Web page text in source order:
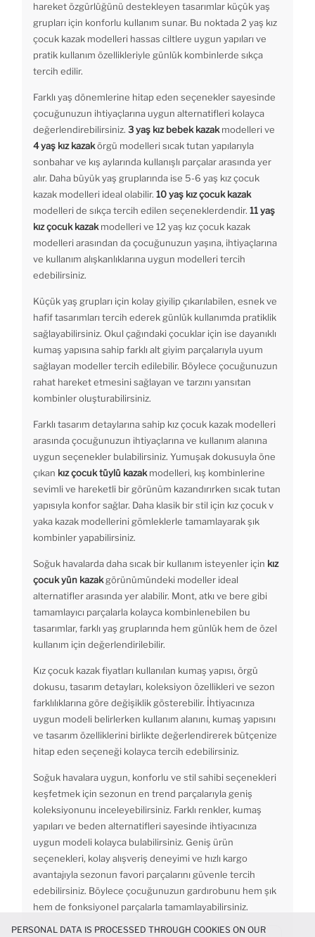
hareket özgürlüğünü destekleyen tasarımlar küçük yaş
grupları için konforlu kullanım sunar. Bu noktada 2 yaş kız
çocuk kazak modelleri hassas ciltlere uygun yapıları ve
pratik kullanım özellikleriyle günlük kombinlerde sıkça
tercih edilir.
Farklı yaş dönemlerine hitap eden seçenekler sayesinde
çocuğunuzun ihtiyaçlarına uygun alternatifleri kolayca
değerlendirebilirsiniz. 3 yaş kız bebek kazakmodelleri ve
4 yaş kız kazakörgü modelleri sıcak tutan yapılarıyla
sonbahar ve kış aylarında kullanışlı parçalar arasında yer
alır. Daha büyük yaş gruplarında ise 5-6 yaş kız çocuk
kazak modelleri ideal olabilir. 10 yaş kız çocuk kazak
modelleri de sıkça tercih edilen seçeneklerdendir. 11 yaş
kız çocuk kazakmodelleri ve 12 yaş kız çocuk kazak
modelleri arasından da çocuğunuzun yaşına, ihtiyaçlarına
ve kullanım alışkanlıklarına uygun modelleri tercih
edebilirsiniz.
Küçük yaş grupları için kolay giyilip çıkarılabilen, esnek ve
hafif tasarımları tercih ederek günlük kullanımda pratiklik
sağlayabilirsiniz. Okul çağındaki çocuklar için ise dayanıklı
kumaş yapısına sahip farklı alt giyim parçalarıyla uyum
sağlayan modeller tercih edilebilir. Böylece çocuğunuzun
rahat hareket etmesini sağlayan ve tarzını yansıtan
kombinler oluşturabilirsiniz.
Farklı tasarım detaylarına sahip kız çocuk kazak modelleri
arasında çocuğunuzun ihtiyaçlarına ve kullanım alanına
uygun seçenekler bulabilirsiniz. Yumuşak dokusuyla öne
çıkan kız çocuk tüylü kazakmodelleri, kış kombinlerine
sevimli ve hareketli bir görünüm kazandırırken sıcak tutan
yapısıyla konfor sağlar. Daha klasik bir stil için kız çocuk v
yaka kazak modellerini gömleklerle tamamlayarak şık
kombinler yapabilirsiniz.
Soğuk havalarda daha sıcak bir kullanım isteyenler için kız
çocuk yün kazakgörünümündeki modeller ideal
alternatifler arasında yer alabilir. Mont, atkı ve bere gibi
tamamlayıcı parçalarla kolayca kombinlenebilen bu
tasarımlar, farklı yaş gruplarında hem günlük hem de özel
kullanım için değerlendirilebilir.
Kız çocuk kazak fiyatları kullanılan kumaş yapısı, örgü
dokusu, tasarım detayları, koleksiyon özellikleri ve sezon
farklılıklarına göre değişiklik gösterebilir. İhtiyacınıza
uygun modeli belirlerken kullanım alanını, kumaş yapısını
ve tasarım özelliklerini birlikte değerlendirerek bütçenize
hitap eden seçeneği kolayca tercih edebilirsiniz.
Soğuk havalara uygun, konforlu ve stil sahibi seçenekleri
keşfetmek için sezonun en trend parçalarıyla geniş
koleksiyonunu inceleyebilirsiniz. Farklı renkler, kumaş
yapıları ve beden alternatifleri sayesinde ihtiyacınıza
uygun modeli kolayca bulabilirsiniz. Geniş ürün
seçenekleri, kolay alışveriş deneyimi ve hızlı kargo
avantajıyla sezonun favori parçalarını güvenle tercih
edebilirsiniz. Böylece çocuğunuzun gardırobunu hem şık
hem de fonksiyonel parçalarla tamamlayabilirsiniz.
PERSONAL DATA IS PROCESSED THROUGH COOKIES ON OUR